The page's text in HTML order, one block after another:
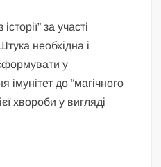
за участі
необхідна і
у
імунітет до “магічного
хвороби у вигляді